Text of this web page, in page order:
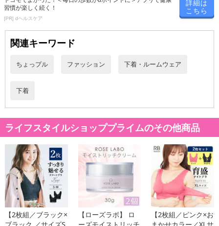
習慣が楽しく続く！
[PR] dヘルスケア
詳細は
こちら
関連キーワード
ちょっプル ファッション 下着・ルームウェア
下着
ライフスタイルショッププライムのその他商品
【2枚組／ブラック×
【ローズラボ】 ロ
【2枚組／ピンク×お